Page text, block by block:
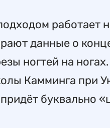
работает
данные о
ногтей на
Камминга при
буквально